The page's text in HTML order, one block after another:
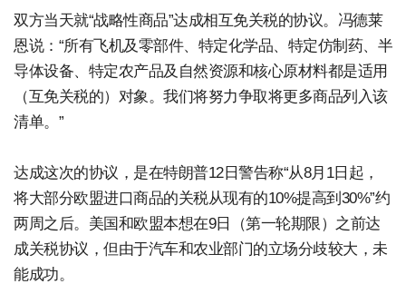
双方当天就“战略性商品”达成相互免关税的协议。冯德莱
恩说：“所有飞机及零部件、特定化学品、特定仿制药、半
导体设备、特定农产品及自然资源和核心原材料都是适用
（互免关税的）对象。我们将努力争取将更多商品列入该
清单。”
达成这次的协议，是在特朗普12日警告称“从8月1日起，
将大部分欧盟进口商品的关税从现有的10%提高到30%”约
两周之后。美国和欧盟本想在9日（第一轮期限）之前达
成关税协议，但由于汽车和农业部门的立场分歧较大，未
能成功。